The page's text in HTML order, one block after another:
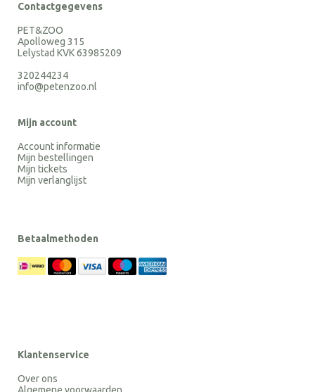
Contactgegevens
PET&ZOO
Apolloweg 315
Lelystad KVK 63985209
320244234
info@petenzoo.nl
Mijn account
Account informatie
Mijn bestellingen
Mijn tickets
Mijn verlanglijst
Betaalmethoden
Klantenservice
Over ons